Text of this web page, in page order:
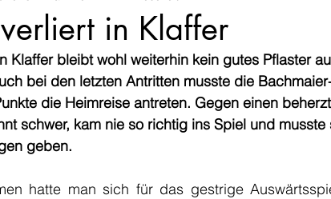
in Klaffer
Klaffer bleibt wohl weiterhin kein gutes Pflaster
bei den letzten Antritten musste die
die Heimreise antreten. Gegen einen
schwer, kam nie so richtig ins Spiel und
geben.
hatte man sich für das gestrige